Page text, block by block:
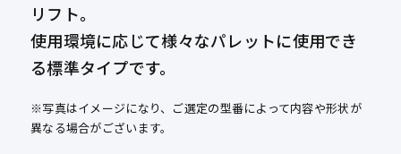
リフト。
使用環境に応じて様々なパレットに使用でき
る標準タイプです。
※写真はイメージになり、ご選定の型番によって内容や形状が
異なる場合がございます。